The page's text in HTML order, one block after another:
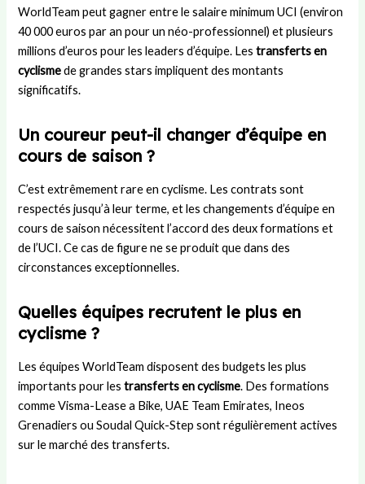
WorldTeam peut gagner entre le salaire minimum UCI (environ
40 000 euros par an pour un néo-professionnel) et plusieurs
millions d’euros pour les leaders d’équipe. Lestransferts en
cyclismede grandes stars impliquent des montants
significatifs.
Un coureur peut-il changer d’équipe en
cours de saison ?
C’est extrêmement rare en cyclisme. Les contrats sont
respectés jusqu’à leur terme, et les changements d’équipe en
cours de saison nécessitent l’accord des deux formations et
de l’UCI. Ce cas de figure ne se produit que dans des
circonstances exceptionnelles.
Quelles équipes recrutent le plus en
cyclisme ?
Les équipes WorldTeam disposent des budgets les plus
importants pour lestransferts en cyclisme. Des formations
comme Visma-Lease a Bike, UAE Team Emirates, Ineos
Grenadiers ou Soudal Quick-Step sont régulièrement actives
sur le marché des transferts.